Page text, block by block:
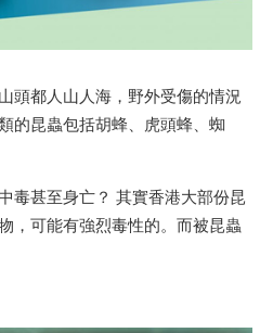
頭都人山人海，野外受傷的情況
的昆蟲包括胡蜂、虎頭蜂、蜘
毒甚至身亡？ 其實香港大部份昆
，可能有強烈毒性的。而被昆蟲